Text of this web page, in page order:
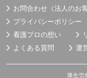
お問合わせ（法人のお客
プライバシーポリシー
看護プロの想い
よくある質問
運
厚生労